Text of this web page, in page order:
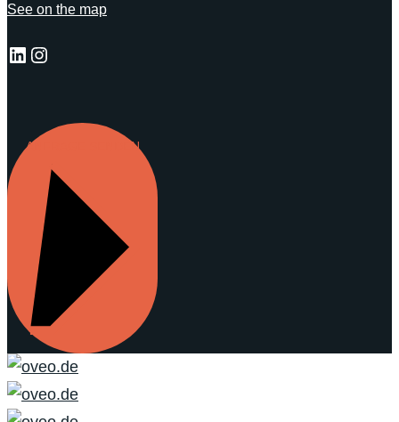
See on the map
LinkedIn
Instagram
ANFRAGE SENDEN